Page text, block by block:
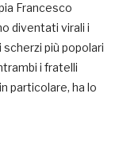
Francesco
diventati virali i
scherzi più popolari
i fratelli
particolare, ha lo